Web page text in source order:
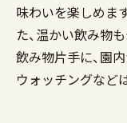
味わいを楽しめま
た、温かい飲み物
飲み物片手に、園
ウォッチングなど